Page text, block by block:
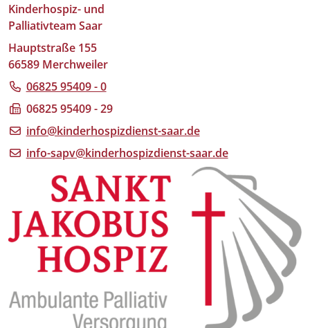
Kinderhospiz- und
Palliativteam Saar
Hauptstraße 155
66589 Merchweiler
06825 95409 - 0
06825 95409 - 29
info@kinderhospizdienst-saar.de
info-sapv@kinderhospizdienst-saar.de